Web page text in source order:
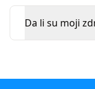
Da li su moji